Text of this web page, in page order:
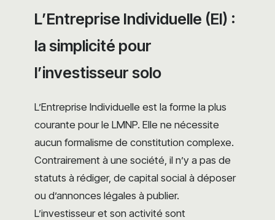
L’Entreprise Individuelle (EI) :
la simplicité pour
l’investisseur solo
L’Entreprise Individuelle est la forme la plus
courante pour le LMNP. Elle ne nécessite
aucun formalisme de constitution complexe.
Contrairement à une société, il n’y a pas de
statuts à rédiger, de capital social à déposer
ou d’annonces légales à publier.
L’investisseur et son activité sont